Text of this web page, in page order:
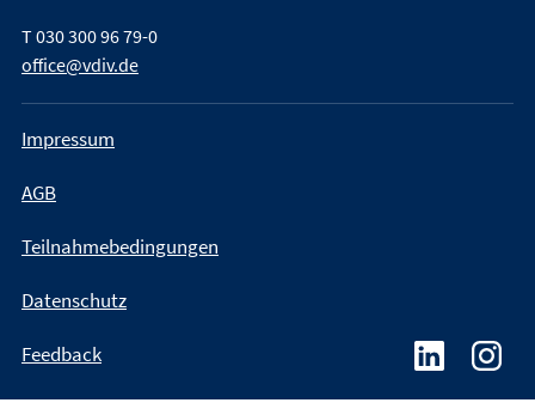
T030 300 96 79-0
office@vdiv.de
Impressum
AGB
Teilnahmebedingungen
Datenschutz
Feedback